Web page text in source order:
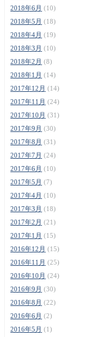
2018年6月 (10)
2018年5月 (18)
2018年4月 (19)
2018年3月 (10)
2018年2月 (8)
2018年1月 (14)
2017年12月 (14)
2017年11月 (24)
2017年10月 (31)
2017年9月 (30)
2017年8月 (31)
2017年7月 (24)
2017年6月 (10)
2017年5月 (7)
2017年4月 (10)
2017年3月 (18)
2017年2月 (21)
2017年1月 (15)
2016年12月 (15)
2016年11月 (25)
2016年10月 (24)
2016年9月 (30)
2016年8月 (22)
2016年6月 (2)
2016年5月 (1)